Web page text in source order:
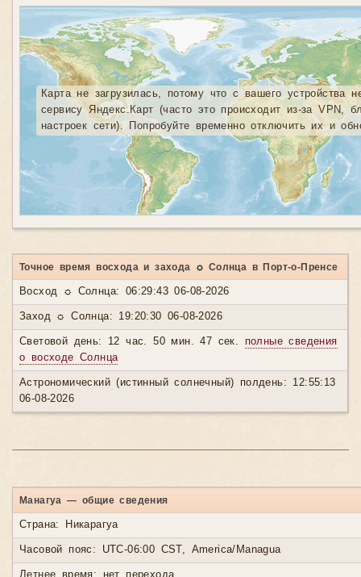
Карта не загрузилась, потому что с вашего устройства
сервису Яндекс.Карт (часто это происходит из-за VPN,
настроек сети). Попробуйте временно отключить их и
Точное время восхода и захода ☼ Солнца в Порт-о-Пренсе
Восход ☼ Солнца: 06:29:43 06-08-2026
Заход ☼ Солнца: 19:20:30 06-08-2026
Световой день: 12 час. 50 мин. 47 сек. полные сведения
о восходе Солнца
Астрономический (истинный солнечный) полдень: 12:55:13
06-08-2026
Манагуа — общие сведения
Страна: Никарагуа
Часовой пояс: UTC-06:00 CST, America/Managua